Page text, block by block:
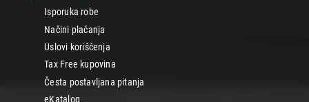
Isporuka robe
Načini plaćanja
Uslovi korišćenja
Tax Free kupovina
Česta postavljana pitanja
eKatalog